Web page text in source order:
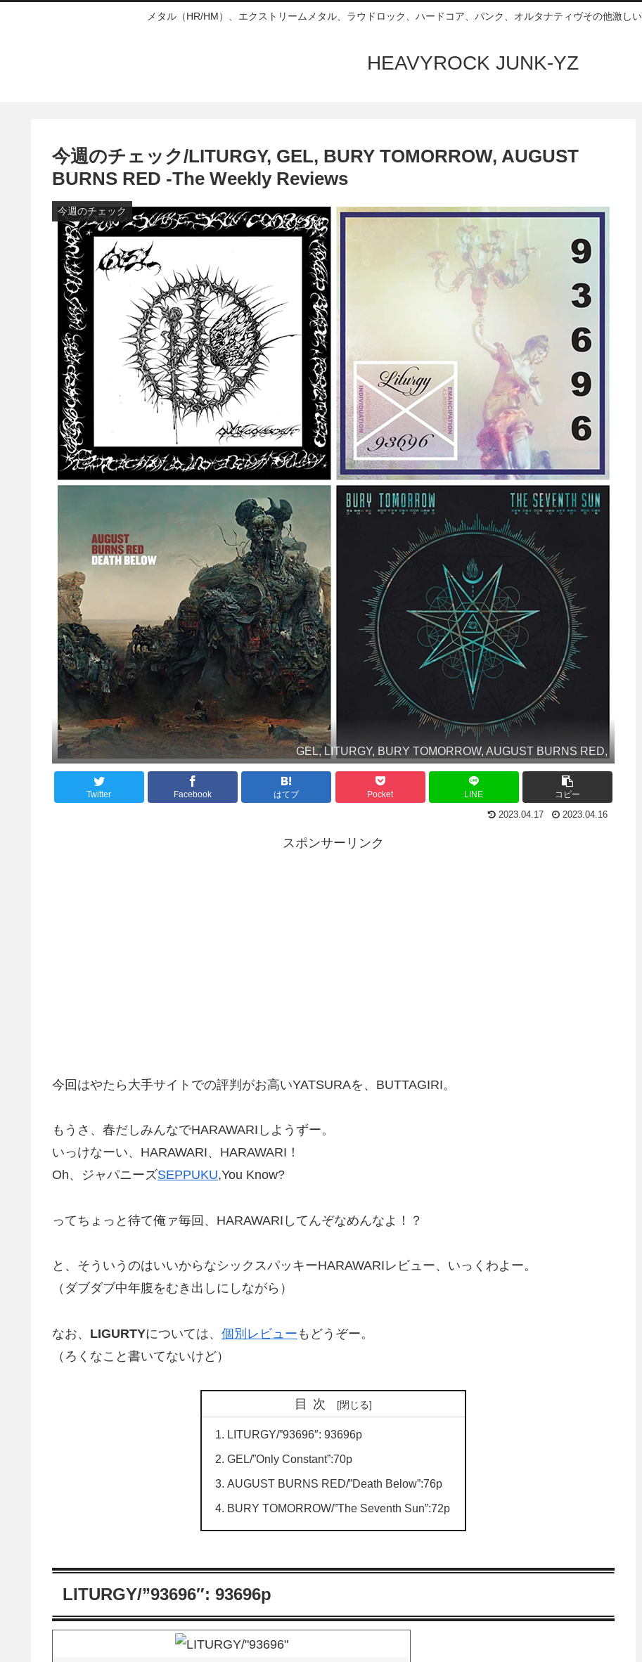
メタル（HR/HM）、エクストリームメタル、ラウドロック、ハードコア、パンク、オルタナティヴその他激し
HEAVYROCK JUNK-YZ
今週のチェック/LITURGY, GEL, BURY TOMORROW, AUGUST
BURNS RED -The Weekly Reviews
今週のチェック
GEL, LITURGY, BURY TOMORROW, AUGUST BURNS RED,
Twitter Facebook はてブ Pocket LINE コピー
2023.04.17 2023.04.16
スポンサーリンク
今回はやたら大手サイトでの評判がお高いYATSURAを、BUTTAGIRI。
もうさ、春だしみんなでHARAWARIしようずー。
いっけなーい、HARAWARI、HARAWARI！
Oh、ジャパニーズSEPPUKU,You Know?
ってちょっと待て俺ァ毎回、HARAWARIしてんぞなめんなよ！？
と、そういうのはいいからなシックスパッキーHARAWARIレビュー、いっくわよー。
（ダブダブ中年腹をむき出しにしながら）
なお、 LIGURTYについては、 個別レビュー もどうぞー。
（ろくなこと書いてないけど）
目次
LITURGY/”93696″: 93696p
GEL/”Only Constant”:70p
AUGUST BURNS RED/”Death Below”:76p
BURY TOMORROW/”The Seventh Sun”:72p
LITURGY/”93696″: 93696p